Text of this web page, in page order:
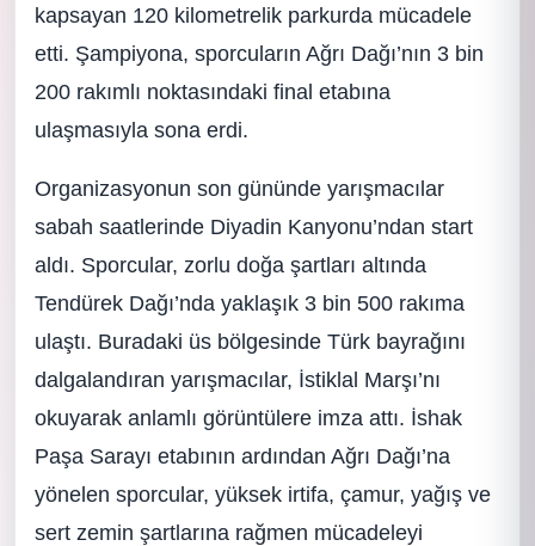
kapsayan 120 kilometrelik parkurda mücadele
etti. Şampiyona, sporcuların Ağrı Dağı’nın 3 bin
200 rakımlı noktasındaki final etabına
ulaşmasıyla sona erdi.
Organizasyonun son gününde yarışmacılar
sabah saatlerinde Diyadin Kanyonu’ndan start
aldı. Sporcular, zorlu doğa şartları altında
Tendürek Dağı’nda yaklaşık 3 bin 500 rakıma
ulaştı. Buradaki üs bölgesinde Türk bayrağını
dalgalandıran yarışmacılar, İstiklal Marşı’nı
okuyarak anlamlı görüntülere imza attı. İshak
Paşa Sarayı etabının ardından Ağrı Dağı’na
yönelen sporcular, yüksek irtifa, çamur, yağış ve
sert zemin şartlarına rağmen mücadeleyi